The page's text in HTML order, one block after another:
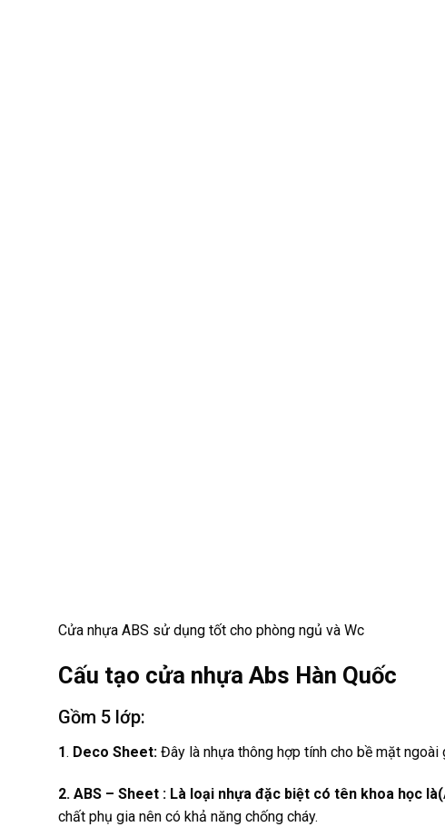
Cửa nhựa ABS sử dụng tốt cho phòng ngủ và Wc
Cấu tạo cửa nhựa Abs Hàn Quốc
Gồm 5 lớp:
1. Deco Sheet: Đây là nhựa thông hợp tính cho bề mặt ngoài
2. ABS – Sheet : Là loại nhựa đặc biệt có tên khoa học là(
chất phụ gia nên có khả năng chống cháy.